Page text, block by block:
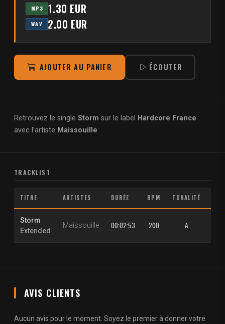
MP3 1.30 EUR
WAV 2.00 EUR
AJOUTER AU PANIER ÉCOUTER
Retrouvez le single Storm sur le label
Hardcore France
avec l'artiste Maissouille
TRACKLIST
TITRE ARTISTES DURÉE BPM TONALITÉ
Storm
Extended
Maissouille 00:02:53 200 A
AVIS CLIENTS
Aucun avis pour le moment. Soyez le premier à donner votre